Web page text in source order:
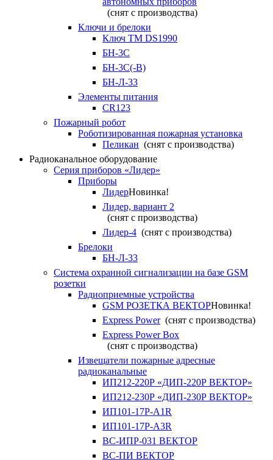
(снят с производства)
Ключи и брелоки
Ключ TM DS1990
БН-3С
БН-3С(-В)
БН-Л-33
Элементы питания
CR123
Пожарный робот
Роботизированная пожарная установка
Пеликан (снят с производства)
Радиоканальное оборудование
Серия приборов «Лидер»
Приборы
ЛидерНовинка!
Лидер, вариант 2
(снят с производства)
Лидер-4 (снят с производства)
Брелоки
БН-Л-33
Система охранной сигнализации на базе GSM
розетки
Радиоприемные устройства
GSM РОЗЕТКА ВЕКТОРНовинка!
Express Power(снят с производства)
Express Power Box
(снят с производства)
Извещатели пожарные адресные
радиоканальные
ИП212-220Р «ДИП-220Р ВЕКТОР»
ИП212-230Р «ДИП-230Р ВЕКТОР»
ИП101-17Р-A1R
ИП101-17Р-A3R
ВС-ИПР-031 ВЕКТОР
ВС-ПИ ВЕКТОР